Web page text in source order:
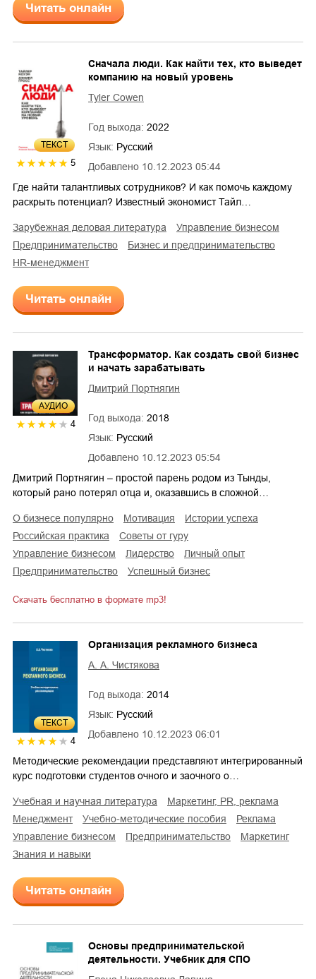
Читать онлайн
ТЕКСТ
5 Добавлено 10.12.2023 05:44
Сначала люди. Как найти тех, кто выведет
компанию на новый уровень
Tyler Cowen
Год выхода: 2022
Язык: Русский
Где найти талантливых сотрудников? И как помочь каждому
раскрыть потенциал? Известный экономист Тайл…
зарубежная деловая литература
управление бизнесом
предпринимательство
бизнес и предпринимательство
HR-менеджмент
Читать онлайн
AУДИО
4
Добавлено 10.12.2023 05:54
Трансформатор. Как создать свой бизнес
и начать зарабатывать
Дмитрий Портнягин
Год выхода: 2018
Язык: Русский
Дмитрий Портнягин – простой парень родом из Тынды,
который рано потерял отца и, оказавшись в сложной…
о бизнесе популярно мотивация
истории успеха
российская практика
советы от гуру
управление бизнесом
лидерство
личный опыт
предпринимательство
успешный бизнес
Скачать бесплатно в формате mp3!
ТЕКСТ
4
Добавлено 10.12.2023 06:01
Организация рекламного бизнеса
А. А. Чистякова
Год выхода: 2014
Язык: Русский
Методические рекомендации представляют интегрированный
курс подготовки студентов очного и заочного о…
учебная и научная литература
маркетинг, PR, реклама
менеджмент
учебно-методические пособия
реклама
управление бизнесом
предпринимательство
маркетинг
знания и навыки
Читать онлайн
Основы предпринимательской
деятельности. Учебник для СПО